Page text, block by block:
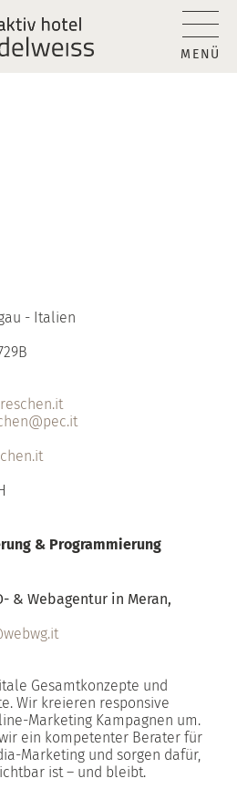
MENÜ
- Italien
& Programmierung
& Webagentur in Meran,
Gesamtkonzepte und
Wir kreieren responsive
Marketing Kampagnen um.
ein kompetenter Berater für
Marketing und sorgen dafür,
ist – und bleibt.